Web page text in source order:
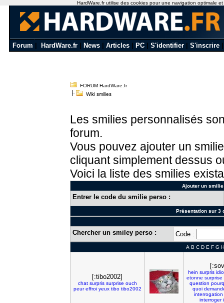
Forum HardWare.fr News Articles PC S'identifier S'inscrire
FORUM HardWare.fr
Wiki smilies
Les smilies personnalisés
forum.
Vous pouvez ajouter un
cliquant simplement dessus
Voici la liste des smilies
Ajouter un
Entrer le code du smilie perso :
Présentation sur 3
Chercher un smiley perso : Code :
A B C D E F G H
[:tibo2002]
chat surpris surprise ouch
peur effroi yeux tibo tibo2002
hein surpris
etonne surprise
question
quoi
interrogation
interroger
HardWare.fr utilise des cookies pour une navigation optimale